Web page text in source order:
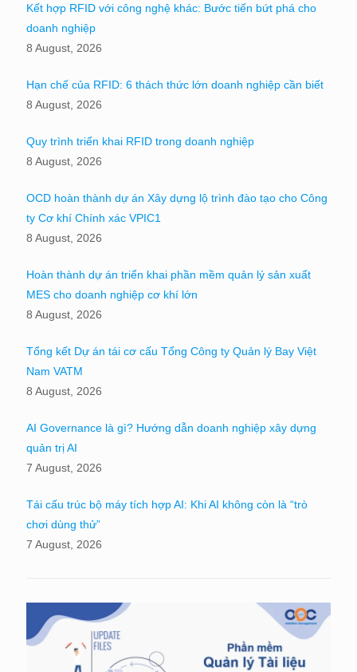
Kết hợp RFID với công nghệ khác: Bước tiến bứt phá cho
doanh nghiệp
8 August, 2026
Hạn chế của RFID: 6 thách thức lớn doanh nghiệp cần biết
8 August, 2026
Quy trình triển khai RFID trong doanh nghiệp
8 August, 2026
OCD hoàn thành dự án Xây dựng lộ trình đào tạo cho Công
ty Cơ khí Chính xác VPIC1
8 August, 2026
Hoàn thành dự án triển khai phần mềm quản lý sản xuất
MES cho doanh nghiệp cơ khí lớn
8 August, 2026
Tổng kết Dự án tái cơ cấu Tổng Công ty Quản lý Bay Việt
Nam VATM
8 August, 2026
AI Governance là gì? Hướng dẫn doanh nghiệp xây dựng
quản trị AI
7 August, 2026
Tái cấu trúc bộ máy tích hợp AI: Khi AI không còn là “trò
chơi dùng thử”
7 August, 2026